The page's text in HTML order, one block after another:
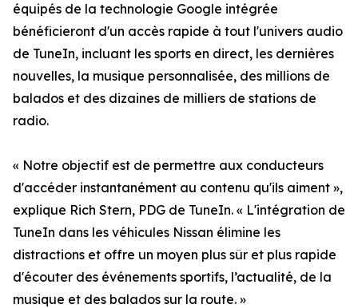
équipés de la technologie Google intégrée
bénéficieront d'un accès rapide à tout l'univers audio
de TuneIn, incluant les sports en direct, les dernières
nouvelles, la musique personnalisée, des millions de
balados et des dizaines de milliers de stations de
radio.
« Notre objectif est de permettre aux conducteurs
d'accéder instantanément au contenu qu'ils aiment »,
explique Rich Stern, PDG de TuneIn. « L'intégration de
TuneIn dans les véhicules Nissan élimine les
distractions et offre un moyen plus sûr et plus rapide
d'écouter des événements sportifs, l’actualité, de la
musique et des balados sur la route. »